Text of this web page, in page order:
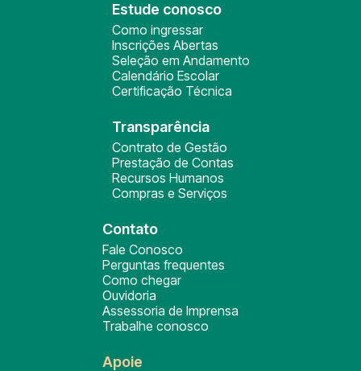
Estude conosco
Como ingressar
Inscrições Abertas
Seleção em Andamento
Calendário Escolar
Certificação Técnica
Transparência
Contrato de Gestão
Prestação de Contas
Recursos Humanos
Compras e Serviços
Contato
Fale Conosco
Perguntas frequentes
Como chegar
Ouvidoria
Assessoria de Imprensa
Trabalhe conosco
Apoie